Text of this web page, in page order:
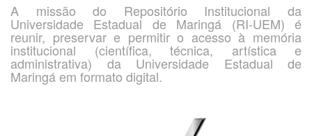
A missão do Repositório Institucional da
Universidade Estadual de Maringá (RI-UEM) é
reunir, preservar e permitir o acesso à memória
institucional (científica, técnica, artística e
administrativa) da Universidade Estadual de
Maringá em formato digital.